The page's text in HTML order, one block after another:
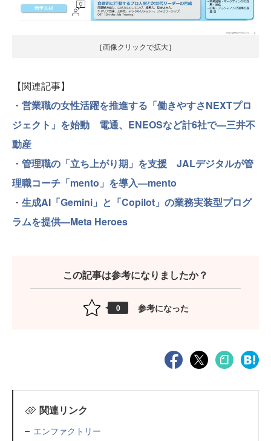
［画像クリックで拡大］
【関連記事】
・ 営業職の女性活躍を推進する「働きやすさNEXTプロ
ジェクト」を始動 電通、ENEOSなど計6社で—三井不
動産
・ 管理職の「立ち上がり期」を支援 JALデジタルが管
理職コーチ「mento」を導入—mento
・ 生成AI「Gemini」と「Copilot」の業務実装型プログ
ラムを提供—Meta Heroes
この記事は参考になりましたか？
0 参考になった
関連リンク
エンファクトリー